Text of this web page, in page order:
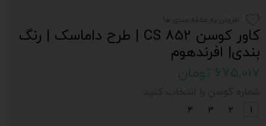
کاور کوسن CS 852 | طرح داماسک | رنگ‌
بندی| افرندهوم
۶۷۵,۰۱۷ تومان
1
2
3
4
افزودن به علاقه مندی ها